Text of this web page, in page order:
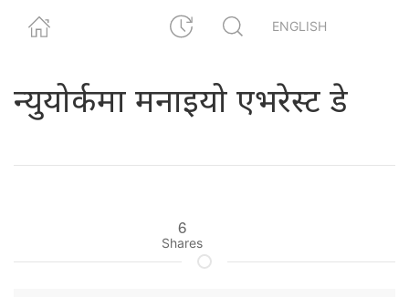
ENGLISH
न्युयोर्कमा मनाइयो एभरेस्ट डे
6
Shares